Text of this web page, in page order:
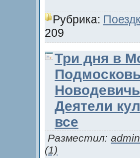
Рубрика:
209
Три дня в
Деятели
все
Разместил: admin
(1)